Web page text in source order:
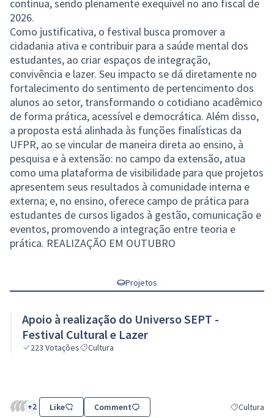
contínua, sendo plenamente exequível no ano fiscal de
2026.
Como justificativa, o festival busca promover a
cidadania ativa e contribuir para a saúde mental dos
estudantes, ao criar espaços de integração,
convivência e lazer. Seu impacto se dá diretamente no
fortalecimento do sentimento de pertencimento dos
alunos ao setor, transformando o cotidiano acadêmico
de forma prática, acessível e democrática. Além disso,
a proposta está alinhada às funções finalísticas da
UFPR, ao se vincular de maneira direta ao ensino, à
pesquisa e à extensão: no campo da extensão, atua
como uma plataforma de visibilidade para que projetos
apresentem seus resultados à comunidade interna e
externa; e, no ensino, oferece campo de prática para
estudantes de cursos ligados à gestão, comunicação e
eventos, promovendo a integração entre teoria e
prática. REALIZAÇÃO EM OUTUBRO
Projetos
Apoio à realização do Universo SEPT -
Festival Cultural e Lazer
223 Votações Cultura
+2 Like Comment Cultura